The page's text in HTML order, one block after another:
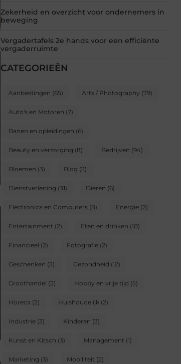
Zekerheid en overzicht voor ondernemers in
beweging
Vergadertafels 2e hands voor een efficiënte
vergaderruimte
CATEGORIEËN
Aanbiedingen (65) Arts / Photography (79)
Auto's en Motoren (7)
Banen en opleidingen (6)
Beauty en verzorging (8) Bedrijven (94)
Bloemen (3) Blog (3)
Dienstverlening (31) Dieren (6)
Electronica en Computers (8) Energie (2)
Entertainment (2) Eten en drinken (10)
Financieel (2) Fotografie (2)
Geschenken (3) Gezondheid (12)
Groothandel (2) Hobby en vrije tijd (5)
Horeca (2) Huishoudelijk (2)
Industrie (3) Kinderen (3)
Kunst en Kitsch (3) Management (1)
Marketing (3) Mobiliteit (2)